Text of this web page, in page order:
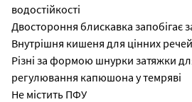
водостійкості
Двостороння блискавка запобігає
Внутрішня кишеня для цінних речей
Різні за формою шнурки затяжки
регулювання капюшона у темряві
Не містить ПФУ